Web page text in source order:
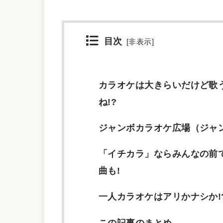
目次 [非表示]
カラオケは大きらいだけど
ね!?
ジャンボカラオケ広場（ジャ
「イチカラ」ならみんなの
曲も!
一人カラオケはアリかナシか